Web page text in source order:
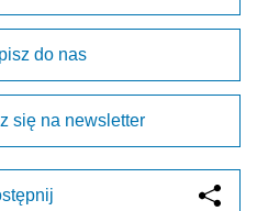
do nas
się na newsletter